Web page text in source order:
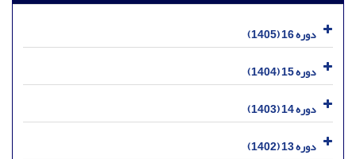
دوره 16 (1405)
دوره 15 (1404)
دوره 14 (1403)
دوره 13 (1402)